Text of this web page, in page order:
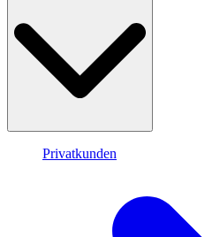
Privatkunden